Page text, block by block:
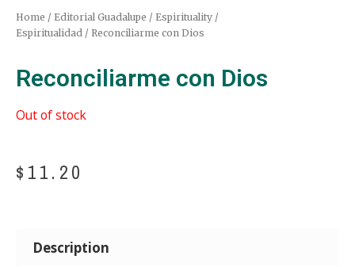
Home / Editorial Guadalupe / Espirituality /
Espiritualidad / Reconciliarme con Dios
Reconciliarme con Dios
Out of stock
$ 11.20
Description